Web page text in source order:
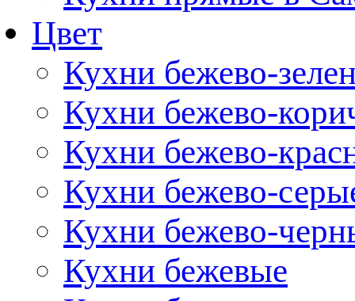
Цвет
Кухни бежево-
Кухни бежево-
Кухни бежево-
Кухни бежево-
Кухни бежево-
Кухни бежевые